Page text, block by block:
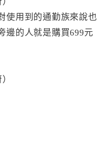
使用到的通勤族來說也
邊的人就是購買699元